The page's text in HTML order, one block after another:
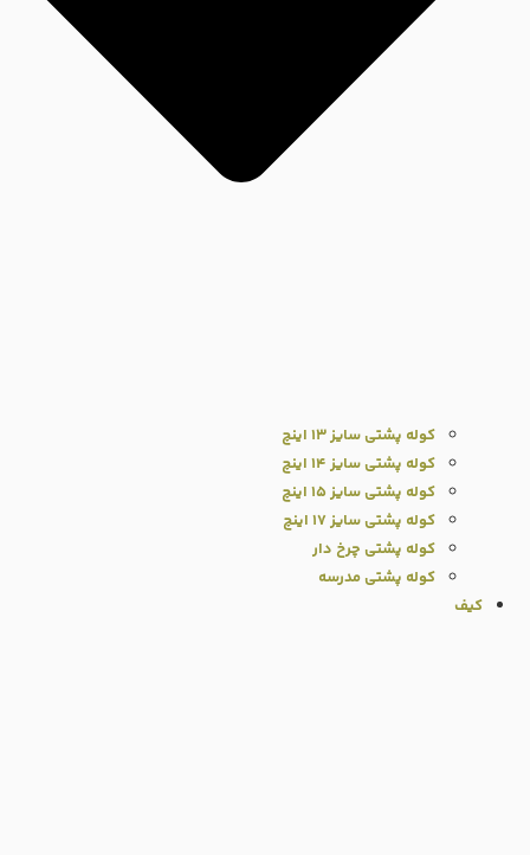
کوله پشتی سایز ۱۳ اینچ
کوله پشتی سایز ۱۴ اینچ
کوله پشتی سایز ۱۵ اینچ
کوله پشتی سایز ۱۷ اینچ
کوله پشتی چرخ دار
کوله پشتی مدرسه
کیف